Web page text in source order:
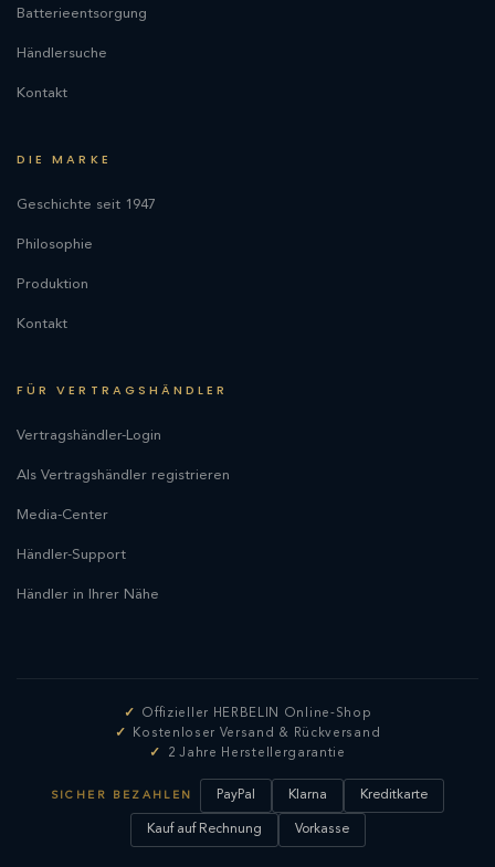
Batterieentsorgung
Händlersuche
Kontakt
DIE MARKE
Geschichte seit 1947
Philosophie
Produktion
Kontakt
FÜR VERTRAGSHÄNDLER
Vertragshändler-Login
Als Vertragshändler registrieren
Media-Center
Händler-Support
Händler in Ihrer Nähe
Offizieller HERBELIN Online-Shop
Kostenloser Versand & Rückversand
2 Jahre Herstellergarantie
SICHER BEZAHLEN PayPal Klarna Kreditkarte
Kauf auf Rechnung Vorkasse